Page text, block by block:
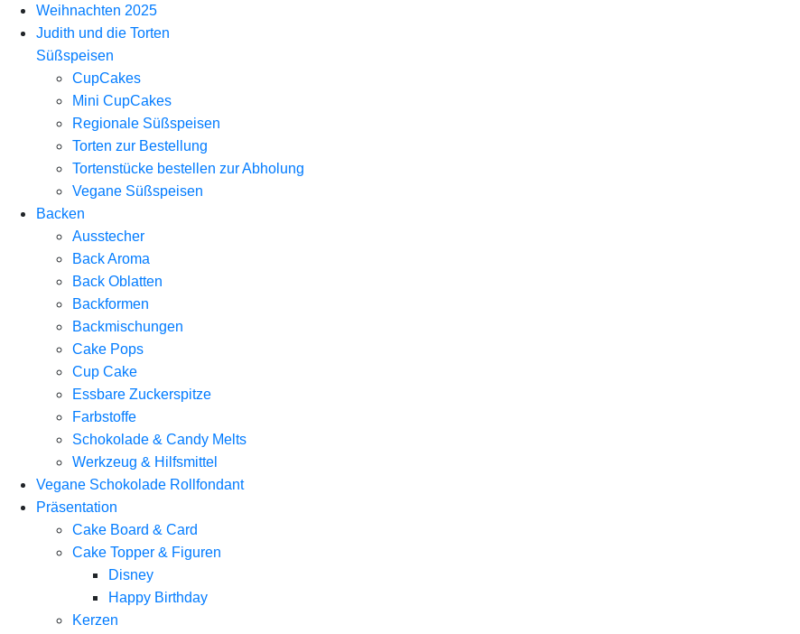
Weihnachten 2025
Judith und die Torten
Süßspeisen
CupCakes
Mini CupCakes
Regionale Süßspeisen
Torten zur Bestellung
Tortenstücke bestellen zur Abholung
Vegane Süßspeisen
Backen
Ausstecher
Back Aroma
Back Oblatten
Backformen
Backmischungen
Cake Pops
Cup Cake
Essbare Zuckerspitze
Farbstoffe
Schokolade & Candy Melts
Werkzeug & Hilfsmittel
Vegane Schokolade Rollfondant
Präsentation
Cake Board & Card
Cake Topper & Figuren
Disney
Happy Birthday
Kerzen